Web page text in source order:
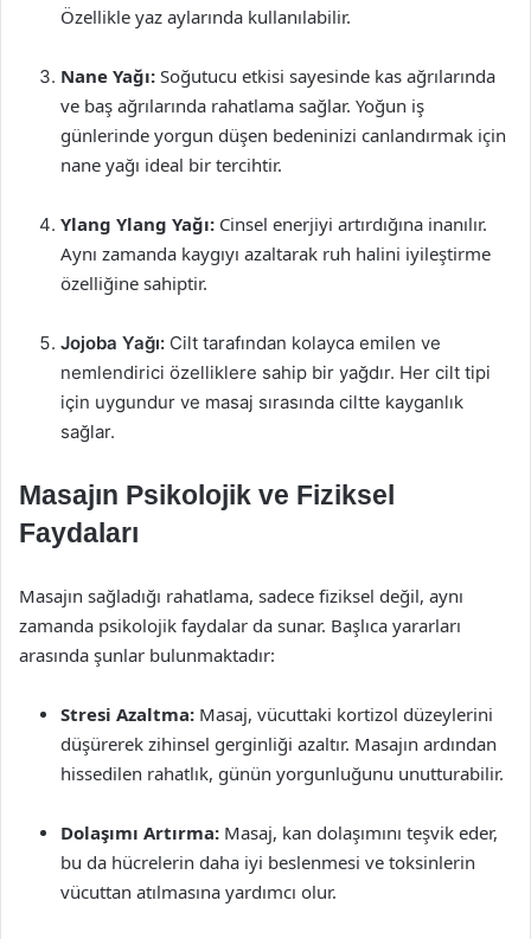
Özellikle yaz aylarında kullanılabilir.
Nane Yağı: Soğutucu etkisi sayesinde kas ağrılarında
ve baş ağrılarında rahatlama sağlar. Yoğun iş
günlerinde yorgun düşen bedeninizi canlandırmak için
nane yağı ideal bir tercihtir.
Ylang Ylang Yağı: Cinsel enerjiyi artırdığına inanılır.
Aynı zamanda kaygıyı azaltarak ruh halini iyileştirme
özelliğine sahiptir.
Jojoba Yağı: Cilt tarafından kolayca emilen ve
nemlendirici özelliklere sahip bir yağdır. Her cilt tipi
için uygundur ve masaj sırasında ciltte kayganlık
sağlar.
Masajın Psikolojik ve Fiziksel
Faydaları
Masajın sağladığı rahatlama, sadece fiziksel değil, aynı
zamanda psikolojik faydalar da sunar. Başlıca yararları
arasında şunlar bulunmaktadır:
Stresi Azaltma: Masaj, vücuttaki kortizol düzeylerini
düşürerek zihinsel gerginliği azaltır. Masajın ardından
hissedilen rahatlık, günün yorgunluğunu unutturabilir.
Dolaşımı Artırma: Masaj, kan dolaşımını teşvik eder,
bu da hücrelerin daha iyi beslenmesi ve toksinlerin
vücuttan atılmasına yardımcı olur.